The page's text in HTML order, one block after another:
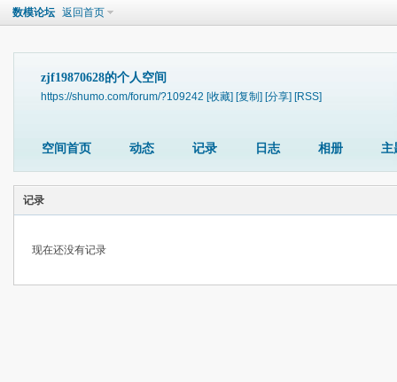
数模论坛 返回首页
zjf19870628的个人空间
https://shumo.com/forum/?109242 [收藏] [复制] [分享] [RSS]
空间首页 动态 记录 日志 相册 主
记录
现在还没有记录